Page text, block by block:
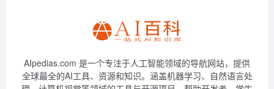
AIpedias.com 是一个专注于人工智能领域的导航网站，提供
全球最全的AI工具、资源和知识。涵盖机器学习、自然语言处